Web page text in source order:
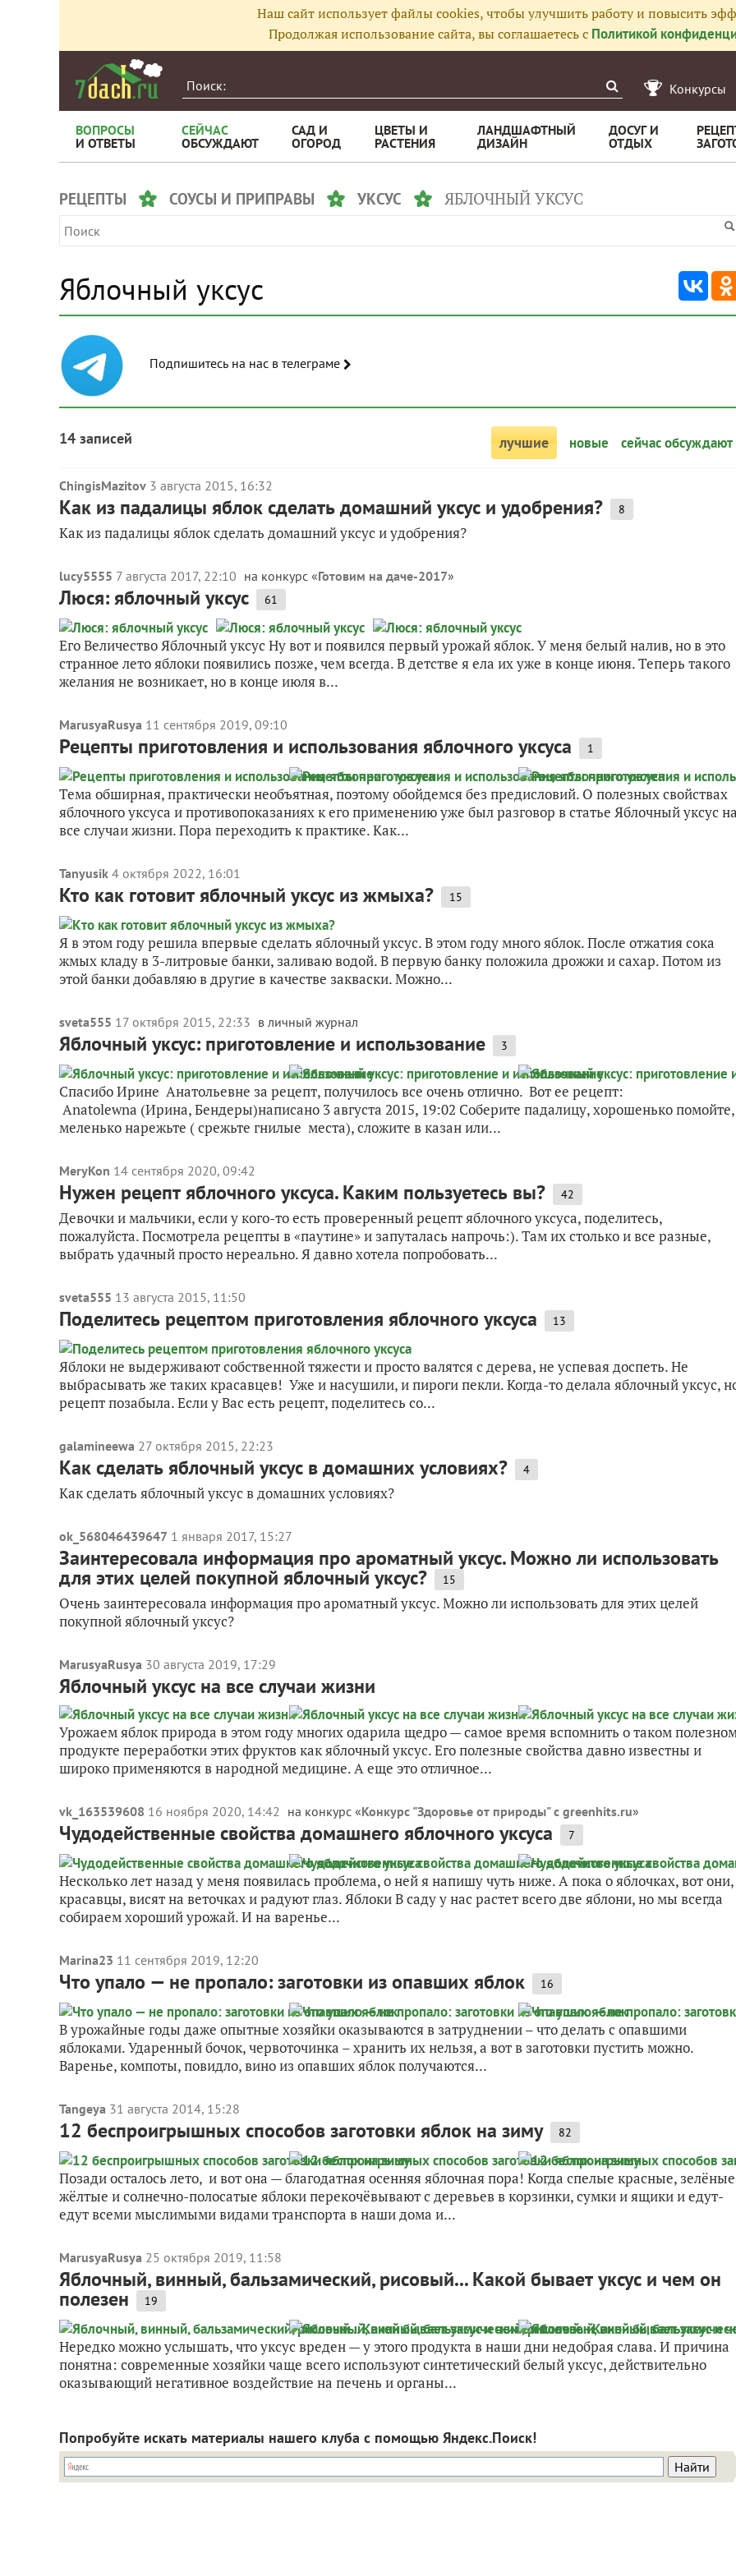
Наш сайт использует файлы cookies, чтобы улучшить работу и повысить
Продолжая использование сайта, вы соглашаетесь с Политикой
Конкурсы
ВОПРОСЫ
И ОТВЕТЫ
СЕЙЧАС
ОБСУЖДАЮТ
САД И
ОГОРОД
ЦВЕТЫ И
РАСТЕНИЯ
ЛАНДШАФТНЫЙ
ДИЗАЙН
ДОСУГ И
ОТДЫХ
РЕЦЕПТЫ СОУСЫ И ПРИПРАВЫ УКСУС ЯБЛОЧНЫЙ УКСУС
Яблочный уксус
Подпишитесь на нас в телеграме
14 записей лучшие новые сейчас обсуждают
ChingisMazitov 3 августа 2015, 16:32
Как из падалицы яблок сделать домашний уксус и удобрения? 8
Как из падалицы яблок сделать домашний уксус и удобрения?
lucy5555 7 августа 2017, 22:10 на конкурс «Готовим на даче-2017»
Люся: яблочный уксус 61
Его Величество Яблочный уксус Ну вот и появился первый урожай яблок. У меня белый налив, но в это
странное лето яблоки появились позже, чем всегда. В детстве я ела их уже в конце июня. Теперь такого
желания не возникает, но в конце июля в...
MarusyaRusya 11 сентября 2019, 09:10
Рецепты приготовления и использования яблочного уксуса 1
Тема обширная, практически необъятная, поэтому обойдемся без предисловий. О полезных свойствах
яблочного уксуса и противопоказаниях к его применению уже был разговор в статье Яблочный уксус
все случаи жизни. Пора переходить к практике. Как...
Tanyusik 4 октября 2022, 16:01
Кто как готовит яблочный уксус из жмыха? 15
Я в этом году решила впервые сделать яблочный уксус. В этом году много яблок. После отжатия сока
жмых кладу в 3-литровые банки, заливаю водой. В первую банку положила дрожжи и сахар. Потом из
этой банки добавляю в другие в качестве закваски. Можно...
sveta555 17 октября 2015, 22:33 в личный журнал
Яблочный уксус: приготовление и использование 3
Спасибо Ирине Анатольевне за рецепт, получилось все очень отлично. Вот ее рецепт:
Anatolewna (Ирина, Бендеры)написано 3 августа 2015, 19:02 Соберите падалицу, хорошенько помойте,
меленько нарежьте ( срежьте гнилые места), сложите в казан или...
MeryKon 14 сентября 2020, 09:42
Нужен рецепт яблочного уксуса. Каким пользуетесь вы? 42
Девочки и мальчики, если у кого-то есть проверенный рецепт яблочного уксуса, поделитесь,
пожалуйста. Посмотрела рецепты в «паутине» и запуталась напрочь:). Там их столько и все разные,
выбрать удачный просто нереально. Я давно хотела попробовать...
sveta555 13 августа 2015, 11:50
Поделитесь рецептом приготовления яблочного уксуса 13
Яблоки не выдерживают собственной тяжести и просто валятся с дерева, не успевая доспеть. Не
выбрасывать же таких красавцев! Уже и насушили, и пироги пекли. Когда-то делала яблочный уксус,
рецепт позабыла. Если у Вас есть рецепт, поделитесь со...
galamineewa 27 октября 2015, 22:23
Как сделать яблочный уксус в домашних условиях? 4
Как сделать яблочный уксус в домашних условиях?
ok_568046439647 1 января 2017, 15:27
Заинтересовала информация про ароматный уксус. Можно ли использовать
для этих целей покупной яблочный уксус? 15
Очень заинтересовала информация про ароматный уксус. Можно ли использовать для этих целей
покупной яблочный уксус?
MarusyaRusya 30 августа 2019, 17:29
Яблочный уксус на все случаи жизни
Урожаем яблок природа в этом году многих одарила щедро — самое время вспомнить о таком
продукте переработки этих фруктов как яблочный уксус. Его полезные свойства давно известны и
широко применяются в народной медицине. А еще это отличное...
vk_163539608 16 ноября 2020, 14:42 на конкурс «Конкурс "Здоровье от природы" с greenhits.ru»
Чудодейственные свойства домашнего яблочного уксуса 7
Несколько лет назад у меня появилась проблема, о ней я напишу чуть ниже. А пока о яблочках, вот они,
красавцы, висят на веточках и радуют глаз. Яблоки В саду у нас растет всего две яблони, но мы всегда
собираем хороший урожай. И на варенье...
Marina23 11 сентября 2019, 12:20
Что упало — не пропало: заготовки из опавших яблок 16
В урожайные годы даже опытные хозяйки оказываются в затруднении – что делать с опавшими
яблоками. Ударенный бочок, червоточинка – хранить их нельзя, а вот в заготовки пустить можно.
Варенье, компоты, повидло, вино из опавших яблок получаются...
Tangeya 31 августа 2014, 15:28
12 беспроигрышных способов заготовки яблок на зиму 82
Позади осталось лето, и вот она — благодатная осенняя яблочная пора! Когда спелые красные,
жёлтые и солнечно-полосатые яблоки перекочёвывают с деревьев в корзинки, сумки и ящики и едут-
едут всеми мыслимыми видами транспорта в наши дома и...
MarusyaRusya 25 октября 2019, 11:58
Яблочный, винный, бальзамический, рисовый... Какой бывает уксус и чем он
полезен 19
Нередко можно услышать, что уксус вреден — у этого продукта в наши дни недобрая слава. И причина
понятна: современные хозяйки чаще всего используют синтетический белый уксус, действительно
оказывающий негативное воздействие на печень и органы...
Попробуйте искать материалы нашего клуба с помощью Яндекс.Поиск!